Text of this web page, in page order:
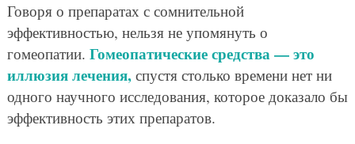
Говоря о препаратах с сомнительной
эффективностью, нельзя не упомянуть о
гомеопатии. Гомеопатические средства — это
иллюзия лечения,спустя столько времени нет ни
одного научного исследования, которое доказало бы
эффективность этих препаратов.